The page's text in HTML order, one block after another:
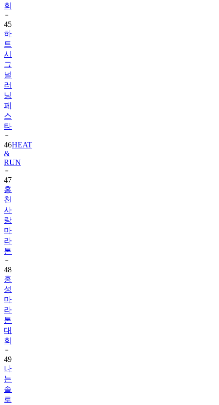
회
45
하
트
시
그
널
러
닝
페
스
타
46HEAT
&
RUN
47
홍
천
사
랑
마
라
톤
48
홍
성
마
라
톤
대
회
49
나
는
솔
로